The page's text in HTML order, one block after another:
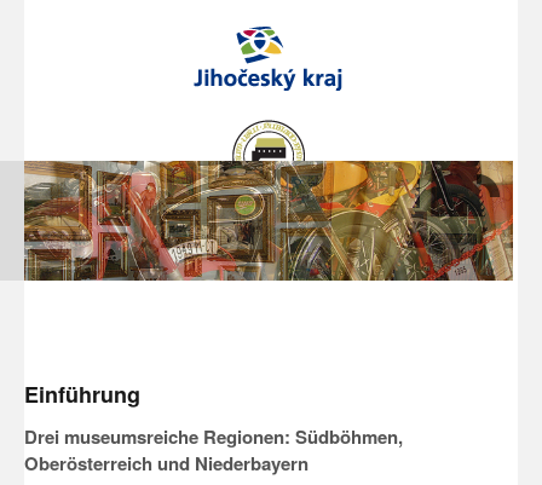
Einführung
Drei museumsreiche Regionen: Südböhmen,
Oberösterreich und Niederbayern